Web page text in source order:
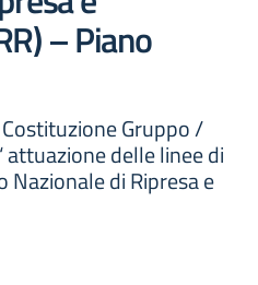
– Piano
Gruppo /
attuazione delle linee di
di Ripresa e